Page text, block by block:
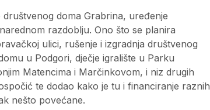
doma Grabrina, uređenje
razdoblju. Ono što se planira
ulici, rušenje i izgradnja društvenog
u Podgori, dječje igralište u Parku
Matencima i Marčinkovom, i niz drugih
te dodao kako je tu i financiranje raznih
nešto povećane.